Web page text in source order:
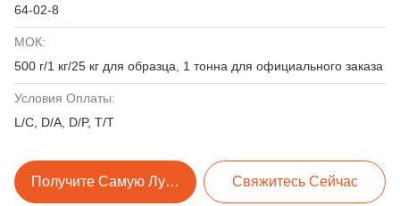
64-02-8
МОК:
500 г/1 кг/25 кг для образца, 1 тонна для официального заказа
Условия Оплаты:
L/C, D/A, D/P, T/T
Получите Самую Лучшую ЦенуСвяжитесь Сейчас